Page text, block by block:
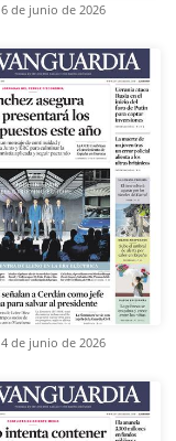
6 de junio de 2026
4 de junio de 2026